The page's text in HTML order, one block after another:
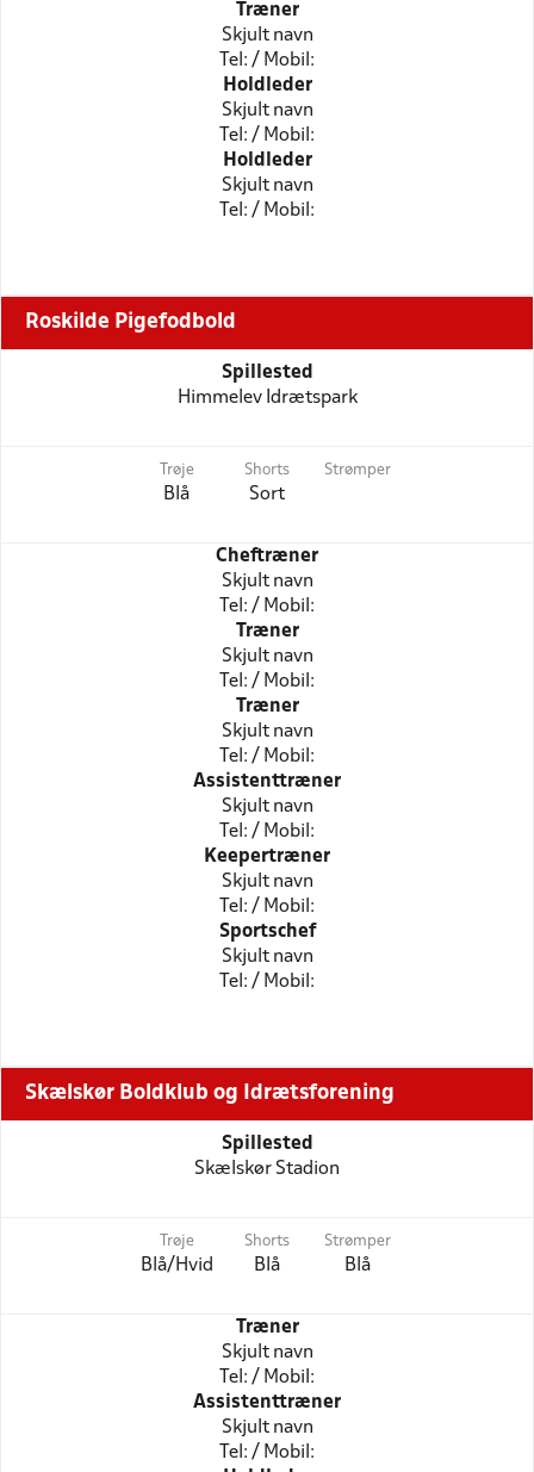
Træner
Skjult navn
Tel: / Mobil:
Holdleder
Skjult navn
Tel: / Mobil:
Holdleder
Skjult navn
Tel: / Mobil:
Roskilde Pigefodbold
Spillested
Himmelev Idrætspark
Trøje
Blå
Shorts
Sort
Strømper
Cheftræner
Skjult navn
Tel: / Mobil:
Træner
Skjult navn
Tel: / Mobil:
Træner
Skjult navn
Tel: / Mobil:
Assistenttræner
Skjult navn
Tel: / Mobil:
Keepertræner
Skjult navn
Tel: / Mobil:
Sportschef
Skjult navn
Tel: / Mobil:
Skælskør Boldklub og Idrætsforening
Spillested
Skælskør Stadion
Trøje
Blå/Hvid
Shorts
Blå
Strømper
Blå
Træner
Skjult navn
Tel: / Mobil:
Assistenttræner
Skjult navn
Tel: / Mobil: